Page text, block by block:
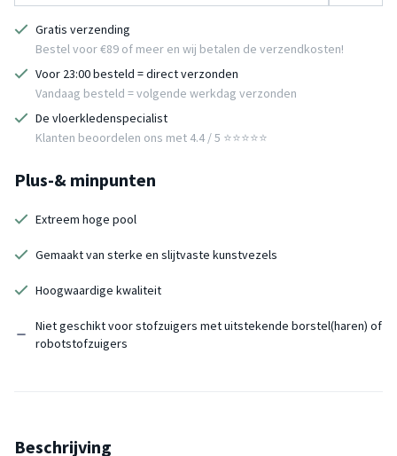
Gratis verzending
Bestel voor €89 of meer en wij betalen de verzendkosten!
Voor 23:00 besteld = direct verzonden
Vandaag besteld = volgende werkdag verzonden
De vloerkledenspecialist
Klanten beoordelen ons met 4.4 / 5 ⭐⭐⭐⭐⭐
Plus-& minpunten
Extreem hoge pool
Gemaakt van sterke en slijtvaste kunstvezels
Hoogwaardige kwaliteit
Niet geschikt voor stofzuigers met uitstekende borstel(haren) of
robotstofzuigers
Beschrijving